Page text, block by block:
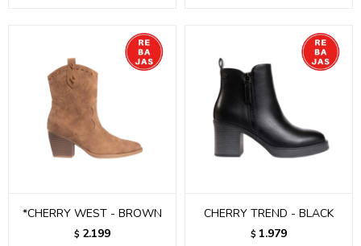
*CHERRY WEST - BROWN
$ 2.199
CHERRY TREND - BLACK
$ 1.979